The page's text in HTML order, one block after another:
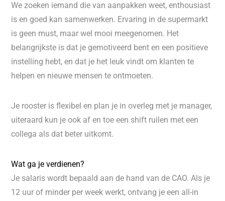
We zoeken iemand die van aanpakken weet, enthousiast
is en goed kan samenwerken. Ervaring in de supermarkt
is geen must, maar wel mooi meegenomen. Het
belangrijkste is dat je gemotiveerd bent en een positieve
instelling hebt, en dat je het leuk vindt om klanten te
helpen en nieuwe mensen te ontmoeten.
Je rooster is flexibel en plan je in overleg met je manager,
uiteraard kun je ook af en toe een shift ruilen met een
collega als dat beter uitkomt.
Wat ga je verdienen?
Je salaris wordt bepaald aan de hand van de CAO. Als je
12 uur of minder per week werkt, ontvang je een all-in